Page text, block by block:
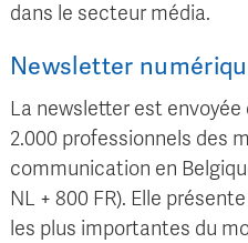
dans le secteur média.
Newsletter
La newsletter est
2.000 professionnels des
communication en
NL + 800 FR). Elle
les plus importantes du